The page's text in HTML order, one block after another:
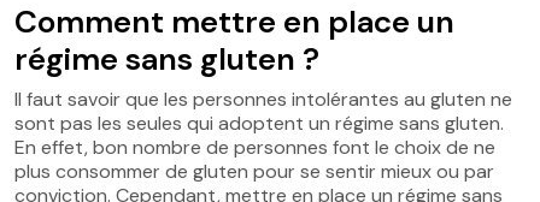
Comment mettre en place un
régime sans gluten ?
Il faut savoir que les personnes intolérantes au gluten ne
sont pas les seules qui adoptent un régime sans gluten.
En effet, bon nombre de personnes font le choix de ne
plus consommer de gluten pour se sentir mieux ou par
conviction. Cependant, mettre en place un régime sans